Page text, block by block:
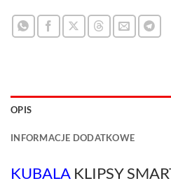
OPIS
INFORMACJE DODATKOWE
KUBALA KLIPSY